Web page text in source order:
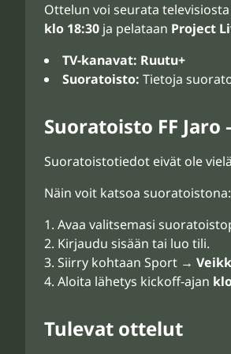
Ottelun voi seurata
klo 18:30 ja pelataan Project
TV-kanavat: Ruutu+
Suoratoisto: Tietoja
Suoratoisto FF
Suoratoistotiedot eivät ole
Näin voit katsoa suoratoistona:
Avaa valitsemasi
Kirjaudu sisään tai luo tili.
Siirry kohtaan Sport →
Aloita lähetys kickoff-ajan
Tulevat ottelut